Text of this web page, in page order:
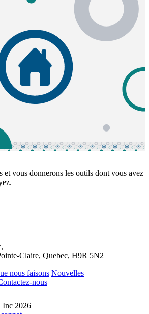
et vous donnerons les outils dont vous avez
Claire, Quebec, H9R 5N2
nous faisons Nouvelles
nous
Inc 2026